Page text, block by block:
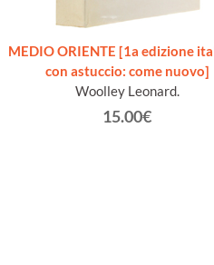
MEDIO ORIENTE [1a edizione
con astuccio: come nuovo]
Woolley Leonard.
15.00€